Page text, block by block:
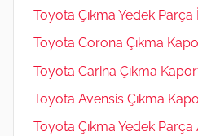
Toyota Çıkma Yedek
Toyota Corona Çıkma
Toyota Carina Çıkma
Toyota Avensis Çıkma
Toyota Çıkma Yedek Parça